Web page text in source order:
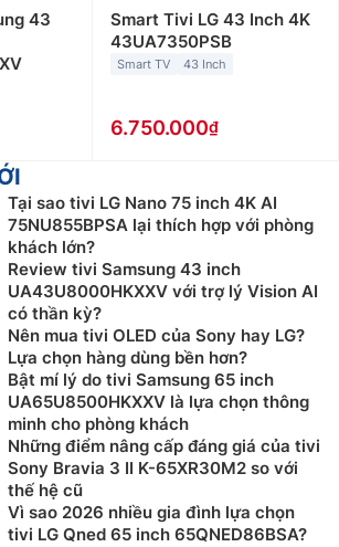
43
Smart Tivi LG 43 Inch 4K
43UA7350PSB
Smart TV 43 Inch
6.750.000
Tại sao tivi LG Nano 75 inch 4K AI
75NU855BPSA lại thích hợp với phòng
khách lớn?
Review tivi Samsung 43 inch
UA43U8000HKXXV với trợ lý Vision AI
có thần kỳ?
Nên mua tivi OLED của Sony hay LG?
Lựa chọn hàng dùng bền hơn?
Bật mí lý do tivi Samsung 65 inch
UA65U8500HKXXV là lựa chọn thông
minh cho phòng khách
Những điểm nâng cấp đáng giá của tivi
Sony Bravia 3 II K-65XR30M2 so với
thế hệ cũ
Vì sao 2026 nhiều gia đình lựa chọn
tivi LG Qned 65 inch 65QNED86BSA?